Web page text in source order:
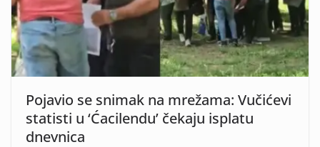
Pojavio se snimak na mrežama: Vučićevi
statisti u ‘Ćacilendu’ čekaju isplatu
dnevnica